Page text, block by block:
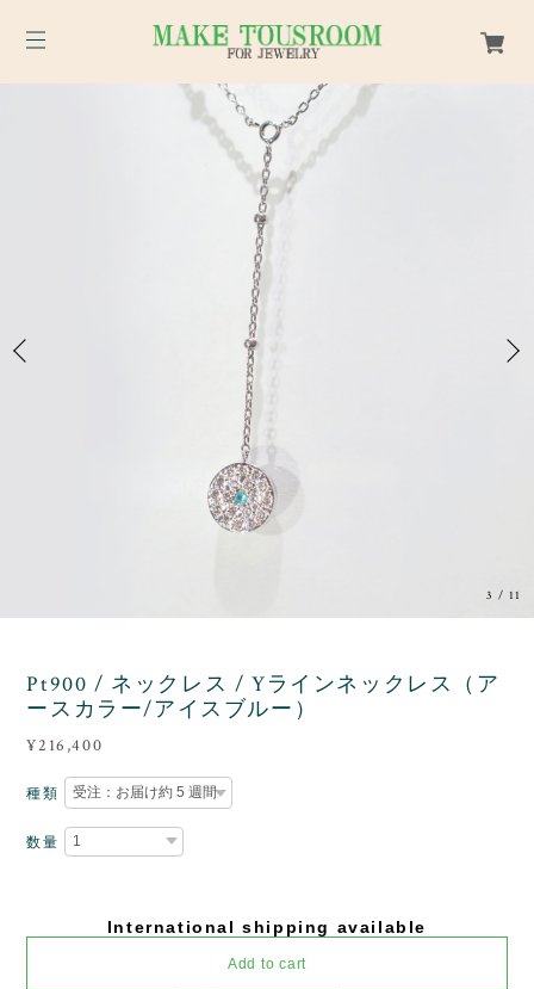
3 / 11
Pt900 / ネックレス / Yラインネックレス（ア
ースカラー/アイスブルー）
¥216,400
種類
数量
International shipping available
Add to cart